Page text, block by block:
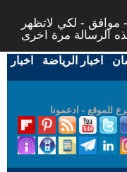
موافق - لكي لاتظهر
- اخبار الرياضة - اخبار
للموقع - ادعمونا